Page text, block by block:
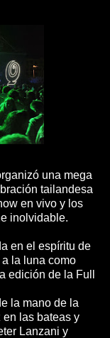
una mega
tailandesa
en vivo y los
inolvidable.
en el espíritu de
la luna como
edición de la Full
la mano de la
en las bateas y
Lanzani y